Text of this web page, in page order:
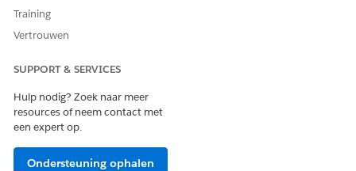
Training
Vertrouwen
SUPPORT & SERVICES
Hulp nodig? Zoek naar meer
resources of neem contact met
een expert op.
Ondersteuning ophalen